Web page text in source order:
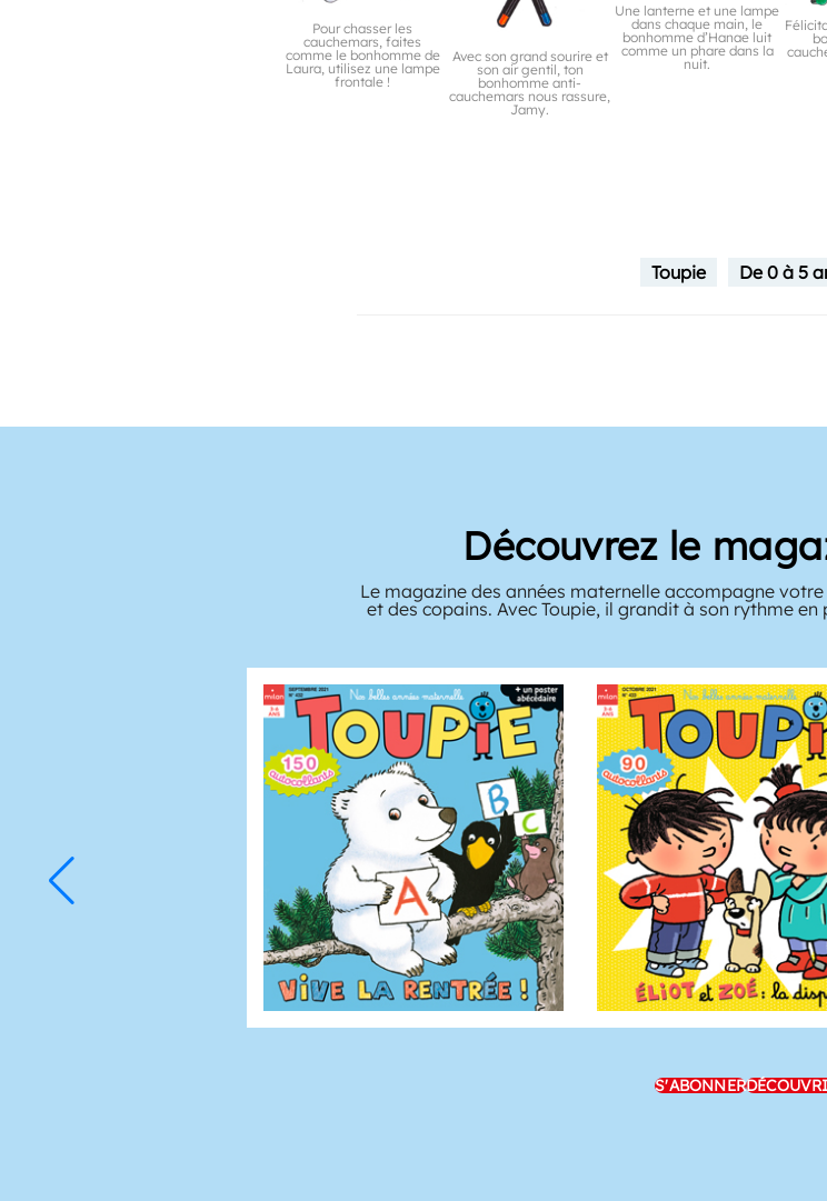
Pour chasser les
cauchemars, faites
comme le bonhomme de
Laura, utilisez une lampe
frontale !
Avec son grand sourire et
son air gentil, ton
bonhomme anti-
cauchemars nous rassure,
Jamy.
Une lanterne et une lampe
dans chaque main, le
bonhomme d’Hanae luit
comme un phare dans la
nuit.
Toupie De 0 à 5
Découvrez le
Le magazine des années maternelle accompagne
et des copains. Avec Toupie, il grandit à son rythme
S'ABONNER